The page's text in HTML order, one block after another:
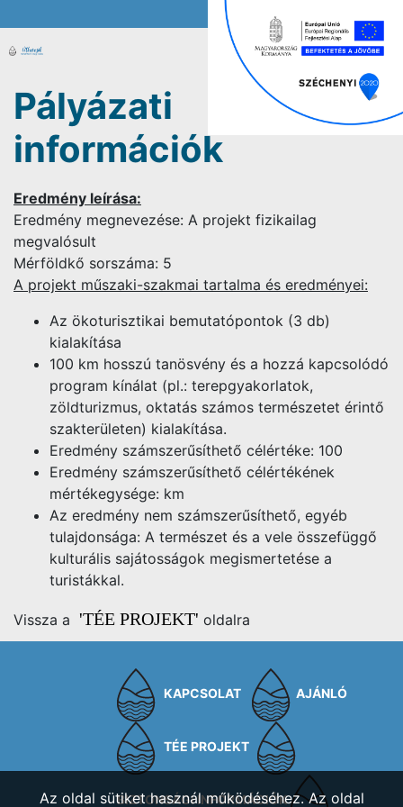
Pályázati
információk
Eredmény leírása:
Eredmény megnevezése: A projekt fizikailag
megvalósult
Mérföldkő sorszáma: 5
A projekt műszaki-szakmai tartalma és eredményei:
Az ökoturisztikai bemutatópontok (3 db)
kialakítása
100 km hosszú tanösvény és a hozzá kapcsolódó
program kínálat (pl.: terepgyakorlatok,
zöldturizmus, oktatás számos természetet érintő
szakterületen) kialakítása.
Eredmény számszerűsíthető célértéke: 100
Eredmény számszerűsíthető célértékének
mértékegysége: km
Az eredmény nem számszerűsíthető, egyéb
tulajdonsága: A természet és a vele összefüggő
kulturális sajátosságok megismertetése a
turistákkal.
Vissza a 'TÉE PROJEKT' oldalra
KAPCSOLAT AJÁNLÓ
TÉE PROJEKT
BIZTONSÁGI INFORMÁCIÓK
Az oldal sütiket használ működéséhez. Az oldal